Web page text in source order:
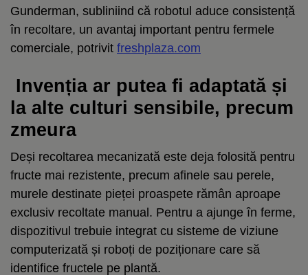
Gunderman, subliniind că robotul aduce consistență
în recoltare, un avantaj important pentru fermele
comerciale, potrivit freshplaza.com
Invenția ar putea fi adaptată și
la alte culturi sensibile, precum
zmeura
Deși recoltarea mecanizată este deja folosită pentru
fructe mai rezistente, precum afinele sau perele,
murele destinate pieței proaspete rămân aproape
exclusiv recoltate manual. Pentru a ajunge în ferme,
dispozitivul trebuie integrat cu sisteme de viziune
computerizată și roboți de poziționare care să
identifice fructele pe plantă.